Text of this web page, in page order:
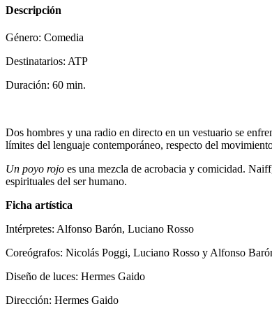
Descripción
Género: Comedia
Destinatarios: ATP
Duración: 60 min.
Dos hombres y una radio en directo en un vestuario se
límites del lenguaje contemporáneo, respecto del
Un poyo rojo es una mezcla de acrobacia y comicidad.
espirituales del ser humano.
Ficha artística
Intérpretes: Alfonso Barón, Luciano Rosso
Coreógrafos: Nicolás Poggi, Luciano Rosso y Alfonso
Diseño de luces: Hermes Gaido
Dirección: Hermes Gaido